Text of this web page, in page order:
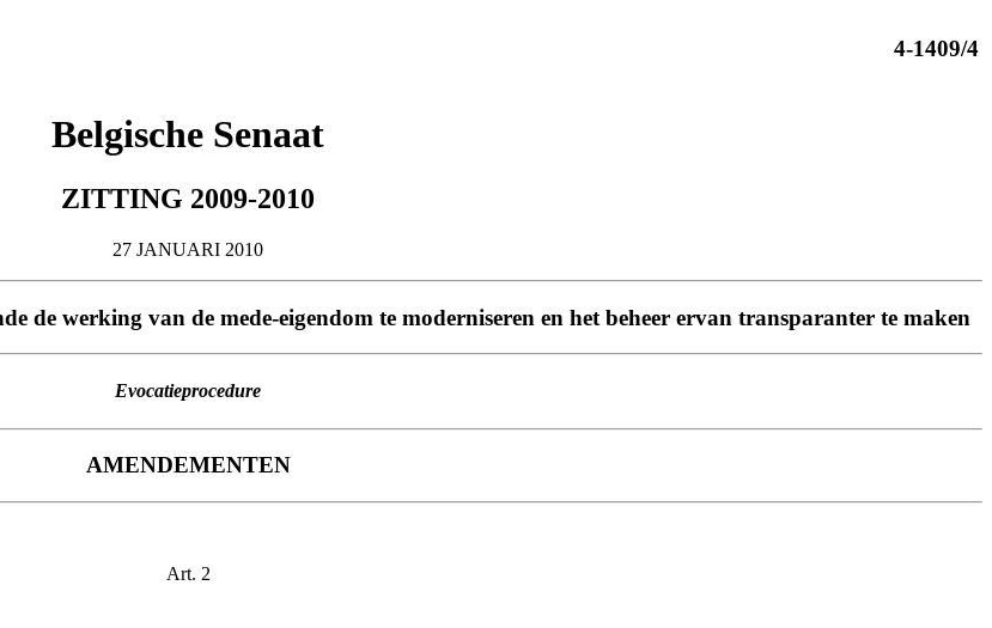
4-1409/4
Belgische Senaat
ZITTING 2009-2010
27 JANUARI 2010
de werking van de mede-eigendom te moderniseren en het beheer ervan transparanter te maken
Evocatieprocedure
AMENDEMENTEN
Art. 2